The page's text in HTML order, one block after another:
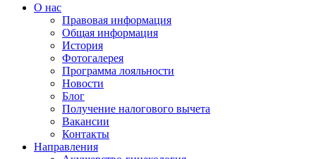
О нас
Правовая информация
Общая информация
История
Фотогалерея
Программа лояльности
Новости
Блог
Получение налогового вычета
Вакансии
Контакты
Направления